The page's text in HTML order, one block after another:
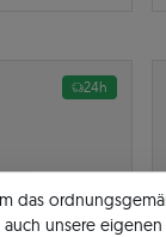
24h
das
unsere